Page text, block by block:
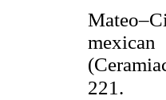
221.